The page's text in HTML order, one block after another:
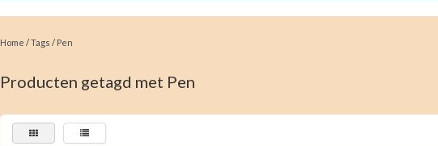
Home /Tags / Pen
Producten getagd met Pen